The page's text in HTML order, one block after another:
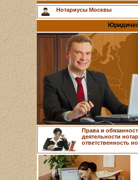
Нотариусы Москвы
Права и
деятельности
ответственность